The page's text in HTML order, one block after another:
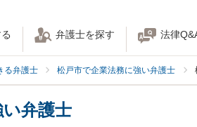
弁護士を探す 法律
る弁護士 松戸市で企業法務に強い弁護士
弁護士